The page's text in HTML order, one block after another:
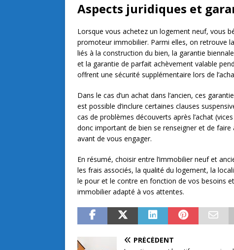
Aspects juridiques et
Lorsque vous achetez un logement neuf, vous
promoteur immobilier. Parmi elles, on retrouve
liés à la construction du bien, la garantie
et la garantie de parfait achèvement valable
offrent une sécurité supplémentaire lors de
Dans le cas d’un achat dans l’ancien, ces
est possible d’inclure certaines clauses
cas de problèmes découverts après l’achat
donc important de bien se renseigner et de
avant de vous engager.
En résumé, choisir entre l’immobilier neuf et
les frais associés, la qualité du logement, la
le pour et le contre en fonction de vos besoins
immobilier adapté à vos attentes.
PRÉCÉDENT